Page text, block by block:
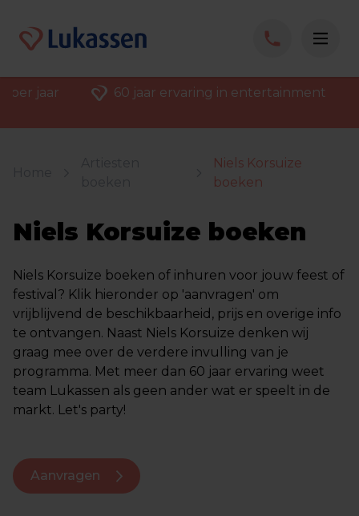
per jaar 60 jaar ervaring in entertainment
Niels Korsuize
boeken
Niels Korsuize boeken
Niels Korsuize boeken of inhuren voor jouw feest of
festival? Klik hieronder op 'aanvragen' om
vrijblijvend de beschikbaarheid, prijs en overige info
te ontvangen. Naast Niels Korsuize denken wij
graag mee over de verdere invulling van je
programma. Met meer dan 60 jaar ervaring weet
team Lukassen als geen ander wat er speelt in de
markt. Let's party!
Aanvragen